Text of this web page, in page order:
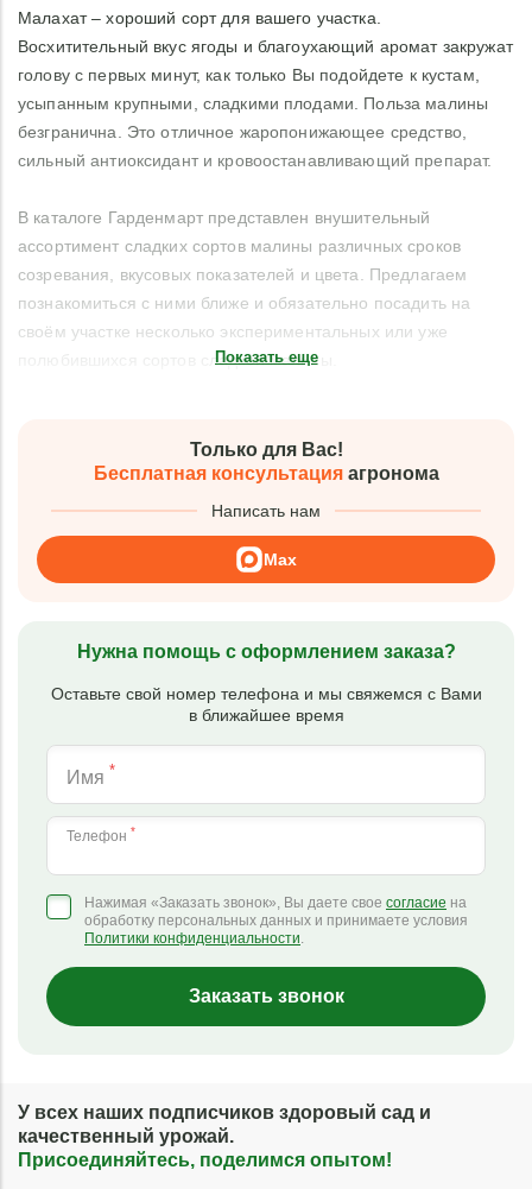
Малахат – хороший сорт для вашего участка.
Восхитительный вкус ягоды и благоухающий аромат закружат
голову с первых минут, как только Вы подойдете к кустам,
усыпанным крупными, сладкими плодами. Польза малины
безгранична. Это отличное жаропонижающее средство,
сильный антиоксидант и кровоостанавливающий препарат.
В каталоге Гарденмарт представлен внушительный
ассортимент сладких сортов малины различных сроков
созревания, вкусовых показателей и цвета. Предлагаем
познакомиться с ними ближе и обязательно посадить на
своём участке несколько экспериментальных или уже
полюбившихся сортов сладкой малины.
Показать еще
Только для Вас!
Бесплатная консультацияагронома
Написать нам
Max
Нужна помощь с оформлением заказа?
Оставьте свой номер телефона и мы свяжемся с Вами
в ближайшее время
Имя *
Телефон *
Нажимая «Заказать звонок», Вы даете свое согласие на
обработку персональных данных и принимаете условия
Политики конфиденциальности.
Заказать звонок
У всех наших подписчиков здоровый сад и
качественный урожай.
Присоединяйтесь, поделимся опытом!